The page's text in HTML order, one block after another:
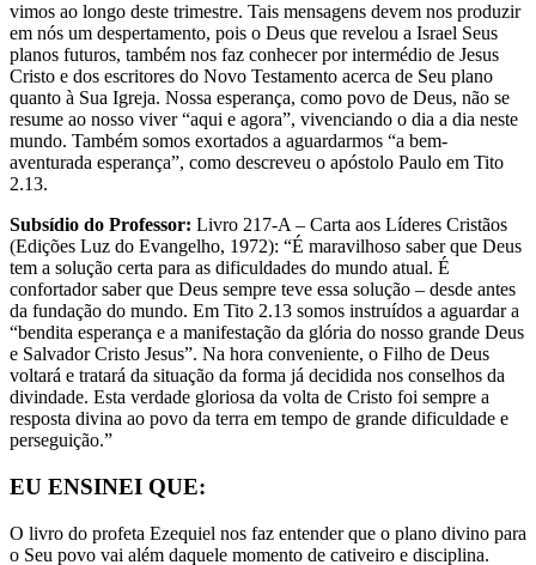
vimos ao longo deste trimestre. Tais mensagens devem nos produzir
em nós um despertamento, pois o Deus que revelou a Israel Seus
planos futuros, também nos faz conhecer por intermédio de Jesus
Cristo e dos escritores do Novo Testamento acerca de Seu plano
quanto à Sua Igreja. Nossa esperança, como povo de Deus, não se
resume ao nosso viver “aqui e agora”, vivenciando o dia a dia neste
mundo. Também somos exortados a aguardarmos “a bem-
aventurada esperança”, como descreveu o apóstolo Paulo em Tito
2.13.
Subsídio do Professor: Livro 217-A – Carta aos Líderes Cristãos
(Edições Luz do Evangelho, 1972): “É maravilhoso saber que Deus
tem a solução certa para as dificuldades do mundo atual. É
confortador saber que Deus sempre teve essa solução – desde antes
da fundação do mundo. Em Tito 2.13 somos instruídos a aguardar a
“bendita esperança e a manifestação da glória do nosso grande Deus
e Salvador Cristo Jesus”. Na hora conveniente, o Filho de Deus
voltará e tratará da situação da forma já decidida nos conselhos da
divindade. Esta verdade gloriosa da volta de Cristo foi sempre a
resposta divina ao povo da terra em tempo de grande dificuldade e
perseguição.”
EU ENSINEI QUE:
O livro do profeta Ezequiel nos faz entender que o plano divino para
o Seu povo vai além daquele momento de cativeiro e disciplina.